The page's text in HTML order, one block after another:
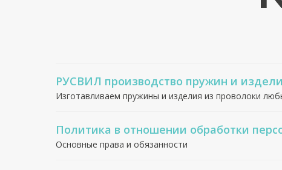
РУСВИЛ производство пружин и
Изготавливаем пружины и изделия из проволоки
Политика в отношении обработки
Основные права и обязанности